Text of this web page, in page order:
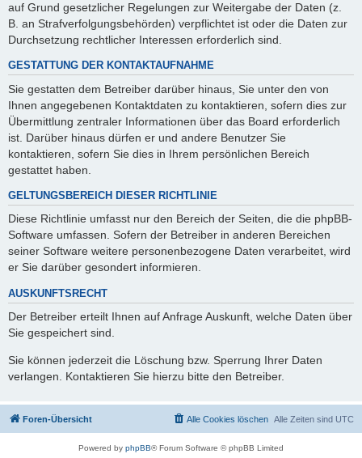
auf Grund gesetzlicher Regelungen zur Weitergabe der Daten (z.
B. an Strafverfolgungsbehörden) verpflichtet ist oder die Daten zur
Durchsetzung rechtlicher Interessen erforderlich sind.
GESTATTUNG DER KONTAKTAUFNAHME
Sie gestatten dem Betreiber darüber hinaus, Sie unter den von
Ihnen angegebenen Kontaktdaten zu kontaktieren, sofern dies zur
Übermittlung zentraler Informationen über das Board erforderlich
ist. Darüber hinaus dürfen er und andere Benutzer Sie
kontaktieren, sofern Sie dies in Ihrem persönlichen Bereich
gestattet haben.
GELTUNGSBEREICH DIESER RICHTLINIE
Diese Richtlinie umfasst nur den Bereich der Seiten, die die phpBB-
Software umfassen. Sofern der Betreiber in anderen Bereichen
seiner Software weitere personenbezogene Daten verarbeitet, wird
er Sie darüber gesondert informieren.
AUSKUNFTSRECHT
Der Betreiber erteilt Ihnen auf Anfrage Auskunft, welche Daten über
Sie gespeichert sind.
Sie können jederzeit die Löschung bzw. Sperrung Ihrer Daten
verlangen. Kontaktieren Sie hierzu bitte den Betreiber.
Foren-Übersicht Alle Zeiten sind UTC
Alle Cookies löschen
Powered by phpBB® Forum Software © phpBB Limited